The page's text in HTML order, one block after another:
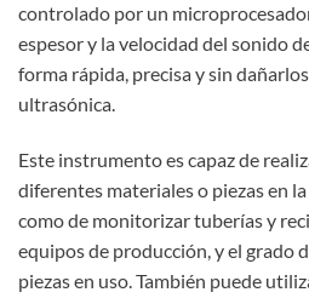
controlado por un
espesor y la velocidad del sonido
forma rápida, precisa y sin
ultrasónica.
Este instrumento es capaz de
diferentes materiales o piezas en
como de monitorizar tuberías y
equipos de producción, y el grado
piezas en uso. También puede